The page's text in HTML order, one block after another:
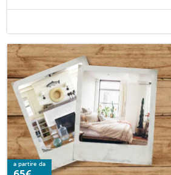
a partire da